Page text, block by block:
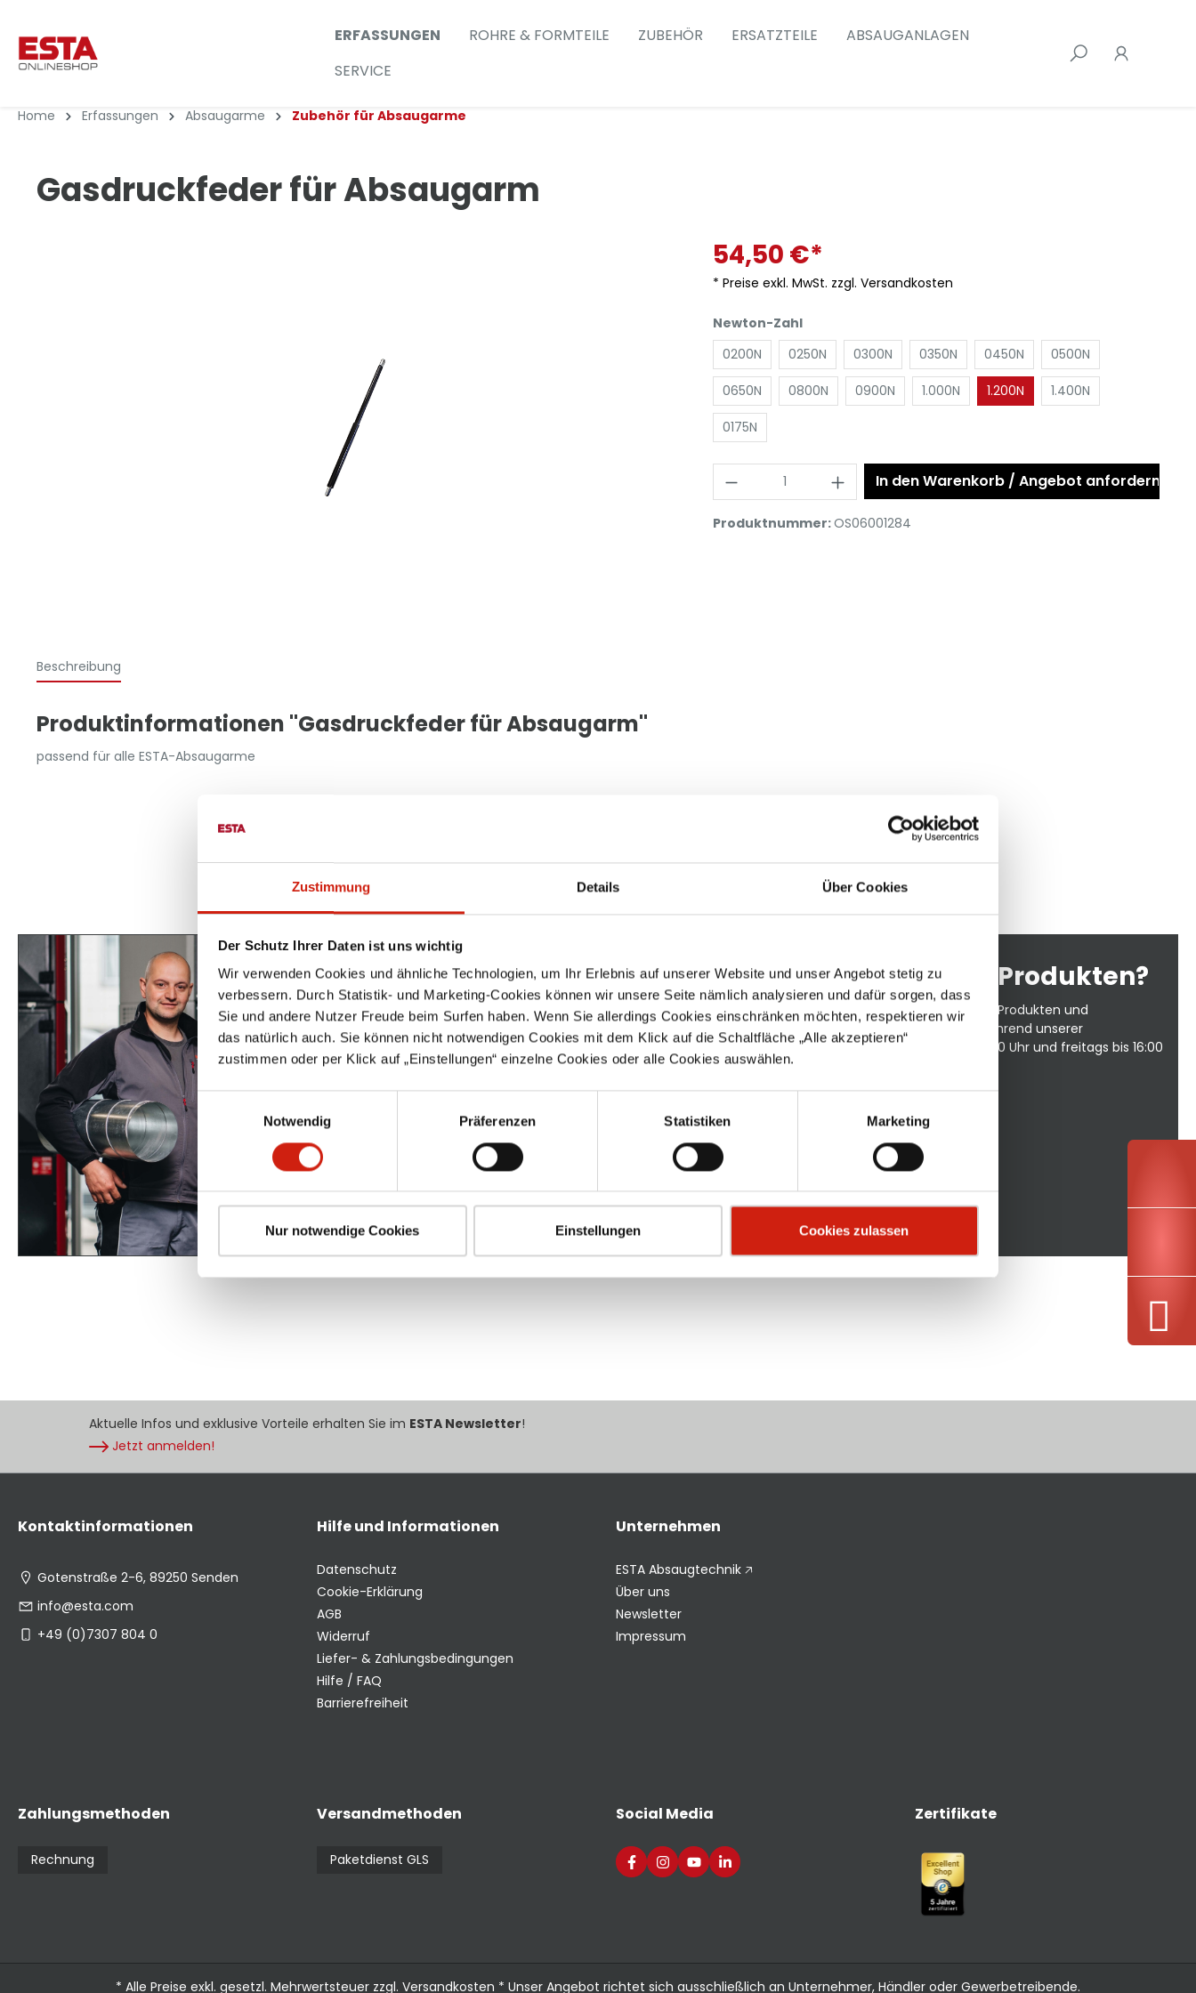
Zustimmung Details Über Cookies
Der Schutz Ihrer Daten ist uns wichtig
Wir verwenden Cookies und ähnliche Technologien, um Ihr Erlebnis auf unserer Website und unser Angebot stetig zu
verbessern. Durch Statistik- und Marketing-Cookies können wir unsere Seite nämlich analysieren und dafür sorgen, dass
Sie und andere Nutzer Freude beim Surfen haben. Wenn Sie allerdings Cookies einschränken möchten, respektieren wir
das natürlich auch. Sie können nicht notwendigen Cookies mit dem Klick auf die Schaltfläche „Alle akzeptieren“
zustimmen oder per Klick auf „Einstellungen“ einzelne Cookies oder alle Cookies auswählen.
Notwendig
Präferenzen Statistiken Marketing
Nur notwendige Cookies Einstellungen Cookies zulassen
ERFASSUNGEN ROHRE & FORMTEILE ZUBEHÖR ERSATZTEILE
ABSAUGANLAGEN
SERVICE
Home Erfassungen Absaugarme Zubehör für Absaugarme
Gasdruckfeder für Absaugarm
54,50 €*
* Preise exkl. MwSt. zzgl. Versandkosten
Newton-Zahl
0200N
0250N 0300N 0350N 0450N 0500N
0650N 0800N 0900N 1.000N 1.200N 1.400N
0175N
In den Warenkorb / Angebot anfordern
Produktnummer:OS06001284
Beschreibung
Produktinformationen "Gasdruckfeder für Absaugarm"
passend für alle ESTA-Absaugarme
Sie haben Fragen zu unseren Produkten?
Das ESTA Serviceteam berät Sie gerne persönlich zu unseren Produkten und
Dienstleistungen. Unser telefonischer Support steht Ihnen während unserer
Geschäftszeiten von Montag bis Donnerstag von 8:00 bis 17:00 Uhr und freitags bis 16:00
Uhr zur Verfügung.
+49 (0)7307 804 0
shop@esta.com
Aktuelle Infos und exklusive Vorteile erhalten Sie im ESTA Newsletter!
Jetzt anmelden!
Kontaktinformationen
Gotenstraße 2-6, 89250 Senden
info@esta.com
+49 (0)7307 804 0
Hilfe und Informationen
Datenschutz
Cookie-Erklärung
AGB
Widerruf
Liefer- & Zahlungsbedingungen
Hilfe / FAQ
Barrierefreiheit
Unternehmen
ESTA Absaugtechnik 🡥
Über uns
Newsletter
Impressum
Zahlungsmethoden
Rechnung
Versandmethoden
Paketdienst GLS
Social Media Zertifikate
* Alle Preise exkl. gesetzl. Mehrwertsteuer zzgl. Versandkosten * Unser Angebot richtet sich ausschließlich an Unternehmer, Händler oder Gewerbetreibende.